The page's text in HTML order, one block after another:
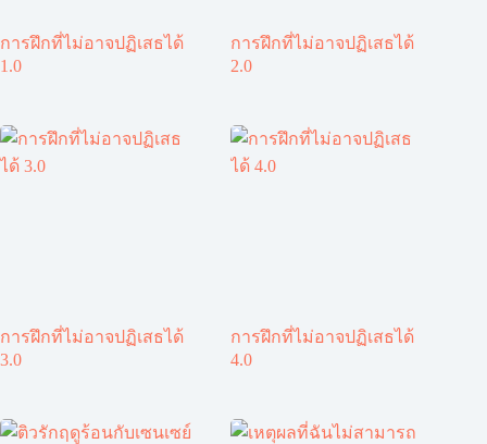
การฝึกที่ไม่อาจปฏิเสธได้
1.0
การฝึกที่ไม่อาจปฏิเสธได้
2.0
การฝึกที่ไม่อาจปฏิเสธได้
3.0
การฝึกที่ไม่อาจปฏิเสธได้
4.0